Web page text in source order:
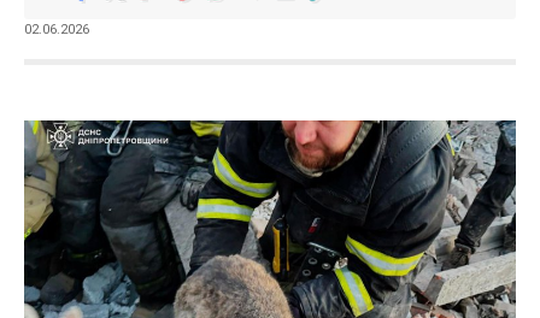
02.06.2026